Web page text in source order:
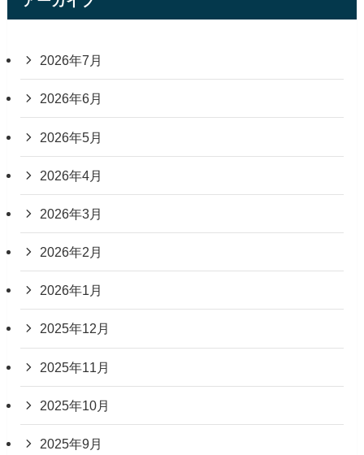
2026年7月
2026年6月
2026年5月
2026年4月
2026年3月
2026年2月
2026年1月
2025年12月
2025年11月
2025年10月
2025年9月